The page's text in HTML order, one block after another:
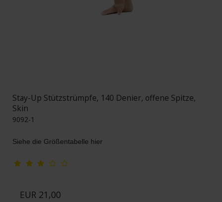
Stay-Up Stützstrümpfe, 140 Denier, offene Spitze,
Skin
9092-1
Siehe die Größentabelle hier
EUR 21,00